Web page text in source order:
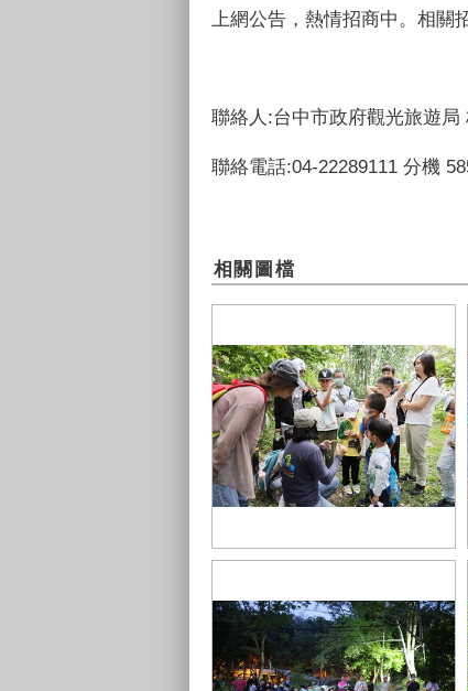
上網公告，熱情招商中。相
聯絡人:台中市政府觀光旅遊局
聯絡電話:04-22289111 分機
相關圖檔
蝶螢嘉年華專業生態解說